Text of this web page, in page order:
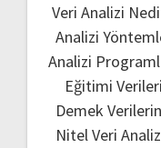
Veri Analizi
Analizi
Analizi
Eğitimi
Demek
Nitel Veri